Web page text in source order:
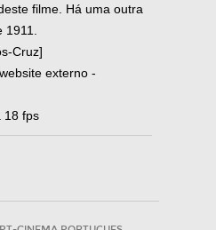
filme. Há uma outra
Cruz]
externo -
18 fps